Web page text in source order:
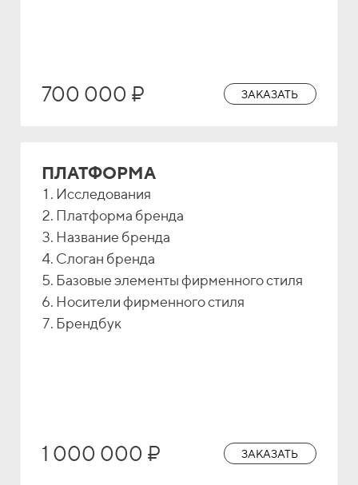
700 000 ₽ ЗАКАЗАТЬ
ПЛАТФОРМА
Исследования
Платформа бренда
Название бренда
Слоган бренда
Базовые элементы фирменного стиля
Носители фирменного стиля
Брендбук
1 000 000 ₽ ЗАКАЗАТЬ